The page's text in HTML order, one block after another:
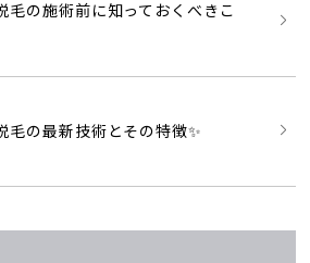
毛の施術前に知っておくべきこ
毛の最新技術とその特徴✨